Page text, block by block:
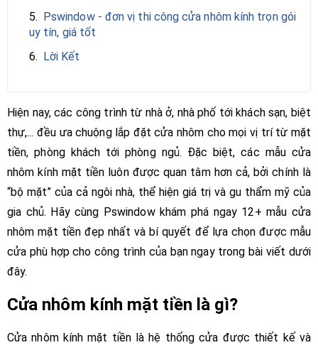
5. Pswindow - đơn vị thi công cửa nhôm kính trọn gói
uy tín, giá tốt
6. Lời Kết
Hiện nay, các công trình từ nhà ở, nhà phố tới khách sạn, biệt
thự,... đều ưa chuộng lắp đặt cửa nhôm cho mọi vị trí từ mặt
tiền, phòng khách tới phòng ngủ. Đặc biệt, các mẫu cửa
nhôm kính mặt tiền luôn được quan tâm hơn cả, bởi chính là
“bộ mặt” của cả ngôi nhà, thể hiện giá trị và gu thẩm mỹ của
gia chủ. Hãy cùng Pswindow khám phá ngay 12+ mẫu cửa
nhôm mặt tiền đẹp nhất và bí quyết để lựa chọn được mẫu
cửa phù hợp cho công trình của bạn ngay trong bài viết dưới
đây.
Cửa nhôm kính mặt tiền là gì?
Cửa nhôm kính mặt tiền là hệ thống cửa được thiết kế và